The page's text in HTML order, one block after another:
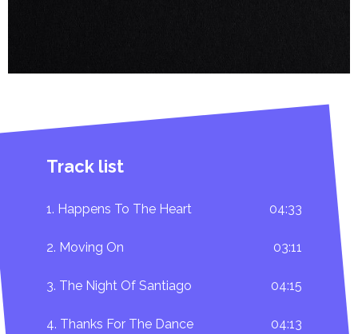
Track list
1. Happens To The Heart 04:33
2. Moving On 03:11
3. The Night Of Santiago 04:15
4. Thanks For The Dance 04:13